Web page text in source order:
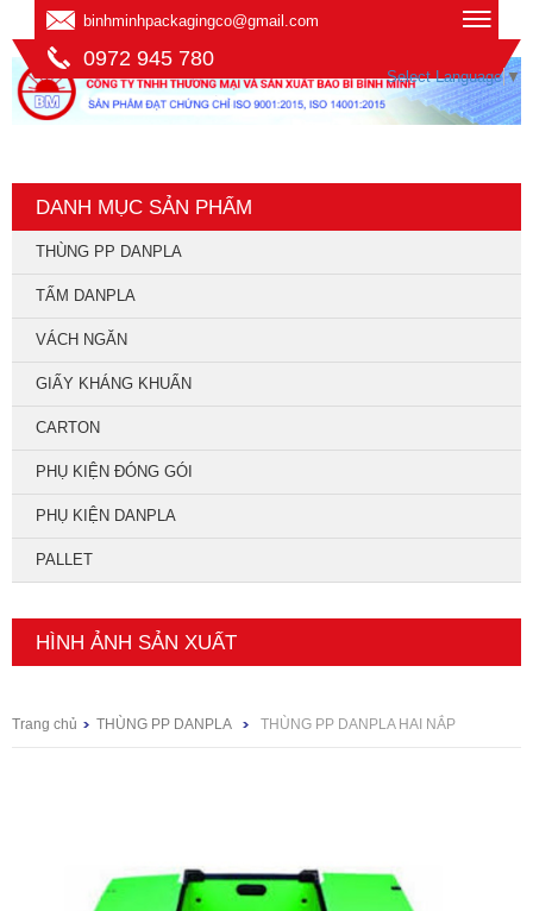
binhminhpackagingco@gmail.com
0972 945 780
Select Language ▼
DANH MỤC SẢN PHẨM
THÙNG PP DANPLA
TẤM DANPLA
VÁCH NGĂN
GIẤY KHÁNG KHUẨN
CARTON
PHỤ KIỆN ĐÓNG GÓI
PHỤ KIỆN DANPLA
PALLET
HÌNH ẢNH SẢN XUẤT
Trang chủ THÙNG PP DANPLA THÙNG PP DANPLA HAI NẮP